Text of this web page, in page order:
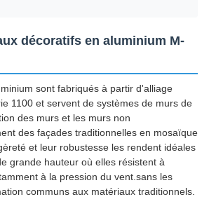
décoratifs en aluminium M-
sont fabriqués à partir d'alliage
1100 et servent de systèmes de murs de
des murs et les murs non
des façades traditionnelles en mosaïque
et leur robustesse les rendent idéales
grande hauteur où elles résistent à
à la pression du vent.sans les
communs aux matériaux traditionnels.